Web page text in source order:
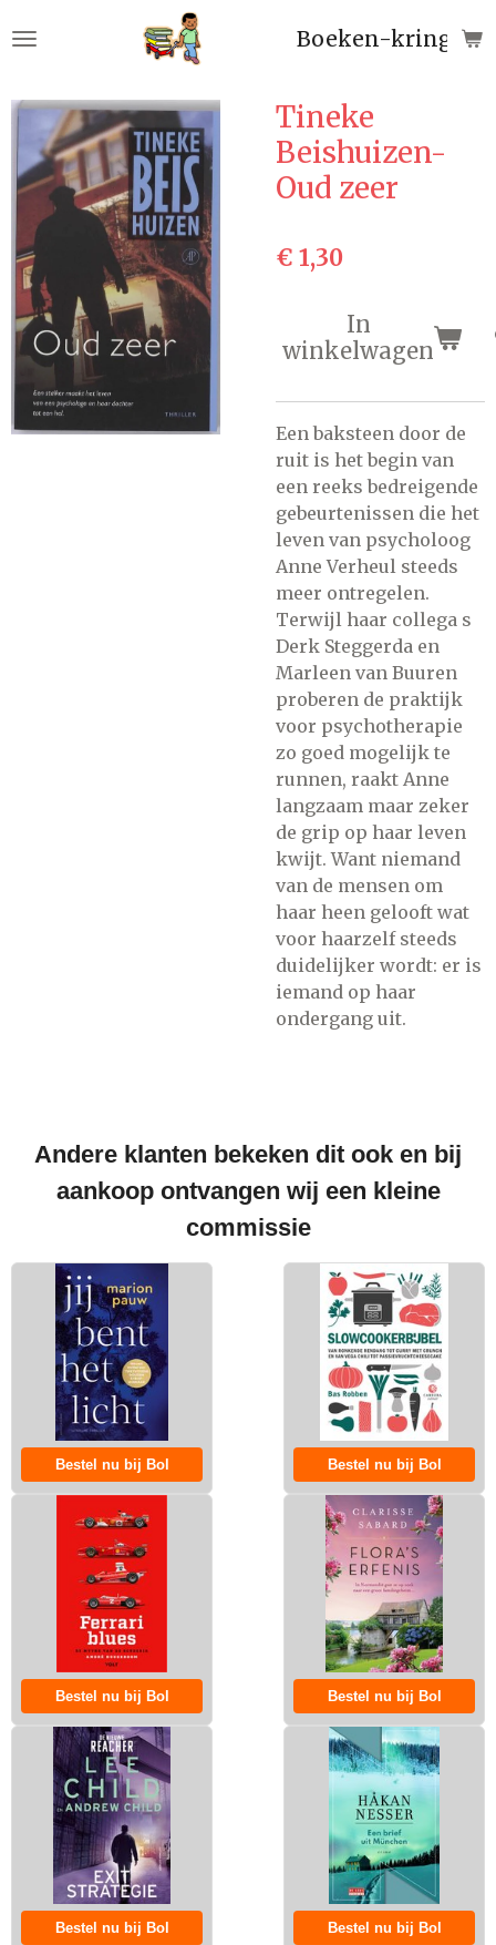
direct
de
hoofdinhoud
Boeken-
Tineke
Beishuizen-
Oud zeer
€ 1,30
In
winkelwagen
Een baksteen door de
ruit is het begin van
een reeks bedreigende
gebeurtenissen die het
leven van psycholoog
Anne Verheul steeds
meer ontregelen.
Terwijl haar collega s
Derk Steggerda en
Marleen van Buuren
proberen de praktijk
voor psychotherapie
zo goed mogelijk te
runnen, raakt Anne
langzaam maar zeker
de grip op haar leven
kwijt. Want niemand
van de mensen om
haar heen gelooft wat
voor haarzelf steeds
duidelijker wordt: er is
iemand op haar
ondergang uit.
Andere klanten bekeken dit ook en bij
aankoop ontvangen wij een kleine
commissie
Bestel nu bij Bol Bestel nu bij Bol
Bestel nu bij Bol Bestel nu bij Bol
Bestel nu bij Bol Bestel nu bij Bol